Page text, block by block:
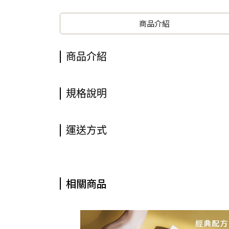
商品介紹
商品介紹
規格說明
運送方式
相關商品